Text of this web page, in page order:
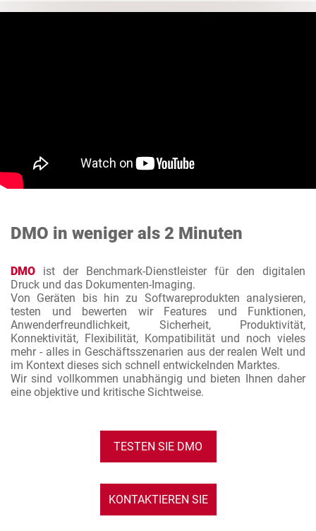
DMO in weniger als 2 Minuten
DMO ist der Benchmark-Dienstleister für den digitalen
Druck und das Dokumenten-Imaging.
Von Geräten bis hin zu Softwareprodukten analysieren,
testen und bewerten wir Features und Funktionen,
Anwenderfreundlichkeit, Sicherheit, Produktivität,
Konnektivität, Flexibilität, Kompatibilität und noch vieles
mehr - alles in Geschäftsszenarien aus der realen Welt und
im Kontext dieses sich schnell entwickelnden Marktes.
Wir sind vollkommen unabhängig und bieten Ihnen daher
eine objektive und kritische Sichtweise.
TESTEN SIE DMO
KONTAKTIEREN SIE